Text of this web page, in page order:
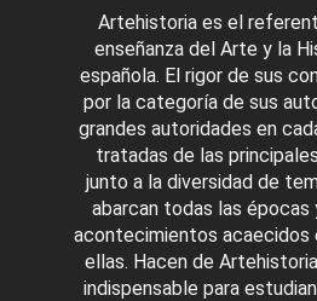
Artehistoria es el
enseñanza del Arte y la
española. El rigor de sus
por la categoría de sus
grandes autoridades en
tratadas de las
junto a la diversidad de
abarcan todas las épocas
acontecimientos acaecidos
ellas. Hacen de
indispensable para